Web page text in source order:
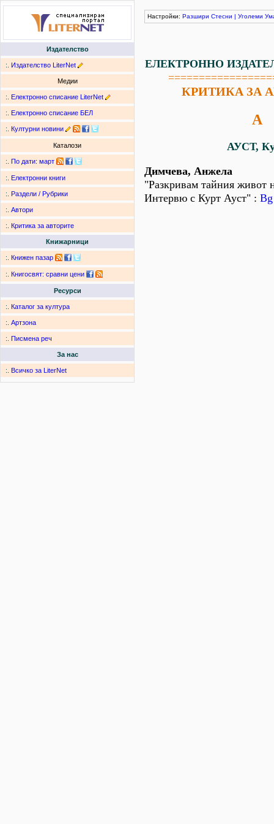
Издателство
:. Издателство LiterNet
Медии
:. Електронно списание LiterNet
:. Електронно списание БЕЛ
:. Културни новини
Каталози
:. По дати: март
:. Електронни книги
:. Раздели / Рубрики
:. Автори
:. Критика за авторите
Книжарници
:. Книжен пазар
:. Книгосвят: сравни цени
Ресурси
:. Каталог за култура
:. Артзона
:. Писмена реч
За нас
:. Всичко за LiterNet
Настройки: Разшири Стесни | Уголеми
ЕЛЕКТРОННО
КРИТИКА ЗА
А
АУСТ,
Димчева, Анжела
"Разкривам тайния
Интервю с Курт Ауст" : Bg